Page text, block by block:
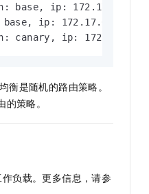
base, ip: 172.17.0.70)
ip: 172.17.0.70)
canary, ip: 172.17.0.54)
衡是随机的路由策略。
策略。
负载。更多信息，请参